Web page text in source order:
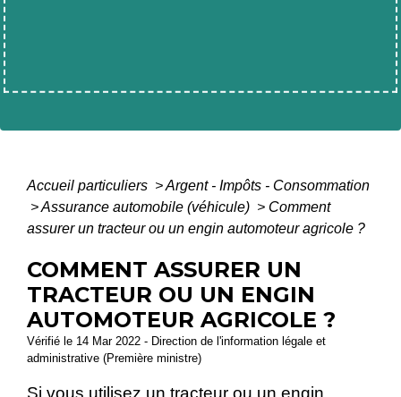
Accueil particuliers >Argent - Impôts - Consommation
>Assurance automobile (véhicule) > Comment
assurer un tracteur ou un engin automoteur agricole ?
COMMENT ASSURER UN
TRACTEUR OU UN ENGIN
AUTOMOTEUR AGRICOLE ?
Vérifié le 14 Mar 2022 - Direction de l'information légale et
administrative (Première ministre)
Si vous utilisez un tracteur ou un engin